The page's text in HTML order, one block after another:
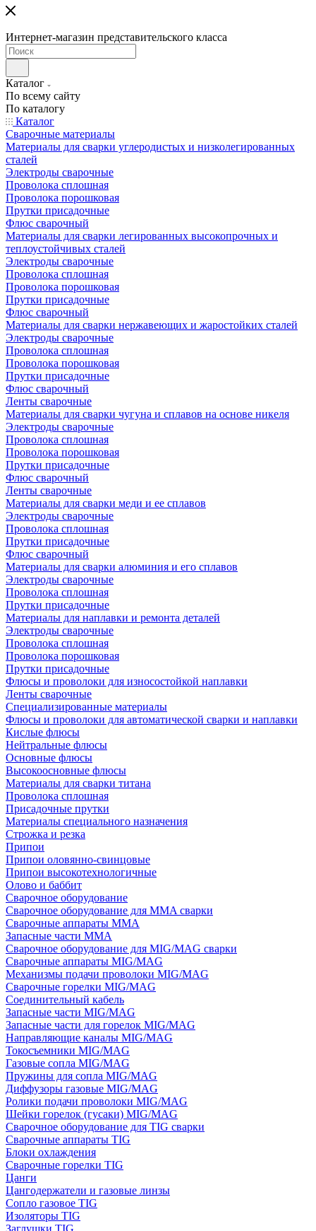
Интернет-магазин представительского класса
Каталог
По всему сайту
По каталогу
Каталог
Сварочные материалы
Материалы для сварки углеродистых и низколегированных
сталей
Электроды сварочные
Проволока сплошная
Проволока порошковая
Прутки присадочные
Флюс сварочный
Материалы для сварки легированных высокопрочных и
теплоустойчивых сталей
Электроды сварочные
Проволока сплошная
Проволока порошковая
Прутки присадочные
Флюс сварочный
Материалы для сварки нержавеющих и жаростойких сталей
Электроды сварочные
Проволока сплошная
Проволока порошковая
Прутки присадочные
Флюс сварочный
Ленты сварочные
Материалы для сварки чугуна и сплавов на основе никеля
Электроды сварочные
Проволока сплошная
Проволока порошковая
Прутки присадочные
Флюс сварочный
Ленты сварочные
Материалы для сварки меди и ее сплавов
Электроды сварочные
Проволока сплошная
Прутки присадочные
Флюс сварочный
Материалы для сварки алюминия и его сплавов
Электроды сварочные
Проволока сплошная
Прутки присадочные
Материалы для наплавки и ремонта деталей
Электроды сварочные
Проволока сплошная
Проволока порошковая
Прутки присадочные
Флюсы и проволоки для износостойкой наплавки
Ленты сварочные
Специализированные материалы
Флюсы и проволоки для автоматической сварки и наплавки
Кислые флюсы
Нейтральные флюсы
Основные флюсы
Высокоосновные флюсы
Материалы для сварки титана
Проволока сплошная
Присадочные прутки
Материалы специального назначения
Строжка и резка
Припои
Припои оловянно-свинцовые
Припои высокотехнологичные
Олово и баббит
Сварочное оборудование
Сварочное оборудование для MMA сварки
Сварочные аппараты MMA
Запасные части MMA
Сварочное оборудование для MIG/MAG сварки
Сварочные аппараты MIG/MAG
Механизмы подачи проволоки MIG/MAG
Сварочные горелки MIG/MAG
Соединительный кабель
Запасные части MIG/MAG
Запасные части для горелок MIG/MAG
Направляющие каналы MIG/MAG
Токосъемники MIG/MAG
Газовые сопла MIG/MAG
Пружины для сопла MIG/MAG
Диффузоры газовые MIG/MAG
Ролики подачи проволоки MIG/MAG
Шейки горелок (гусаки) MIG/MAG
Сварочное оборудование для TIG сварки
Сварочные аппараты TIG
Блоки охлаждения
Сварочные горелки TIG
Цанги
Цангодержатели и газовые линзы
Сопло газовое TIG
Изоляторы TIG
Заглушки TIG